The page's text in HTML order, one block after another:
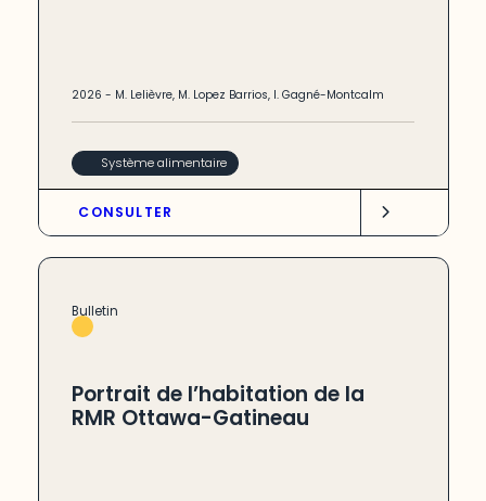
2026- M. Lelièvre, M. Lopez Barrios, I. Gagné-Montcalm
Système alimentaire
CONSULTER
Bulletin
Portrait de l’habitation de la
RMR Ottawa-Gatineau